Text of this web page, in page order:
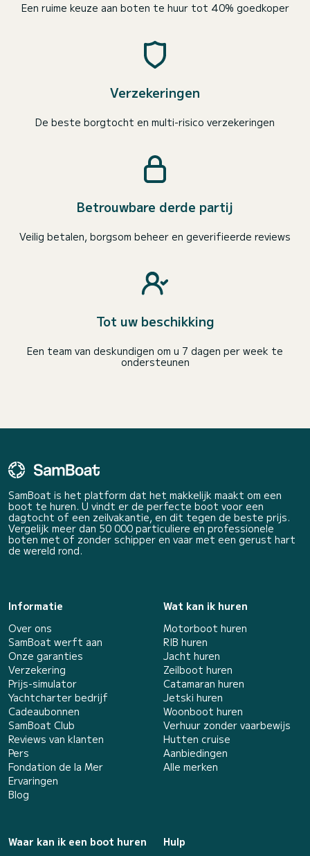
Een ruime keuze aan boten te huur tot 40% goedkoper
Verzekeringen
De beste borgtocht en multi-risico verzekeringen
Betrouwbare derde partij
Veilig betalen, borgsom beheer en geverifieerde reviews
Tot uw beschikking
Een team van deskundigen om u 7 dagen per week te
ondersteunen
SamBoat is het platform dat het makkelijk maakt om een
boot te huren. U vindt er de perfecte boot voor een
dagtocht of een zeilvakantie, en dit tegen de beste prijs.
Vergelijk meer dan 50 000 particuliere en professionele
boten met of zonder schipper en vaar met een gerust hart
de wereld rond.
Informatie
Over ons
SamBoat werft aan
Onze garanties
Verzekering
Prijs-simulator
Yachtcharter bedrijf
Cadeaubonnen
SamBoat Club
Reviews van klanten
Pers
Fondation de la Mer
Ervaringen
Blog
Wat kan ik huren
Motorboot huren
RIB huren
Jacht huren
Zeilboot huren
Catamaran huren
Jetski huren
Woonboot huren
Verhuur zonder vaarbewijs
Hutten cruise
Aanbiedingen
Alle merken
Waar kan ik een boot huren
Hulp